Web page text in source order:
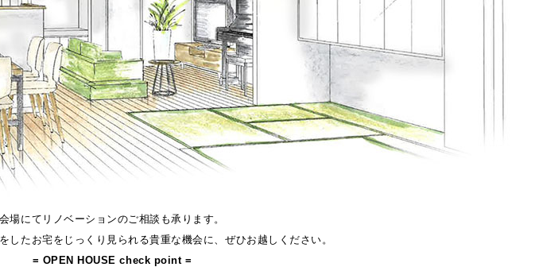
会場にてリノベーションのご相談も承ります。
したお宅をじっくり見られる貴重な機会に、ぜひお越しください。
= OPEN HOUSE check point =